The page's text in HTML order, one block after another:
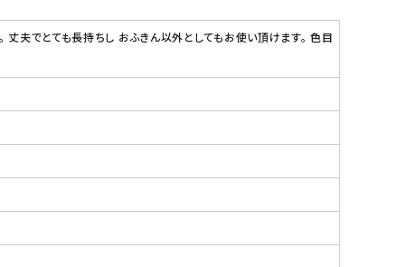
丈夫でとても長持ちし おふきん以外としてもお使い頂けます。 色目